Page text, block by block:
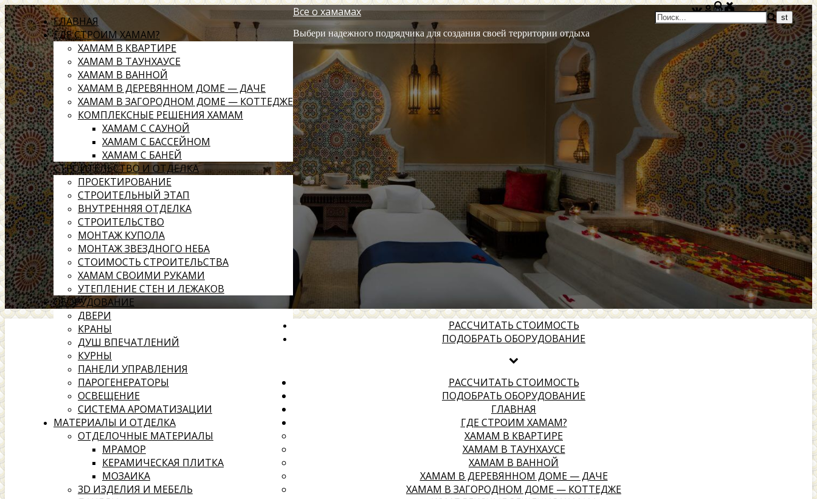
ГЛАВНАЯ
ГДЕ СТРОИМ ХАМАМ?
ХАМАМ В КВАРТИРЕ
ХАМАМ В ТАУНХАУСЕ
ХАМАМ В ВАННОЙ
ХАМАМ В ДЕРЕВЯННОМ ДОМЕ — ДАЧЕ
ХАМАМ В ЗАГОРОДНОМ ДОМЕ — КОТТЕДЖЕ
КОМПЛЕКСНЫЕ РЕШЕНИЯ ХАМАМ
ХАМАМ С САУНОЙ
ХАМАМ С БАССЕЙНОМ
ХАМАМ С БАНЕЙ
СТРОИТЕЛЬСТВО И ОТДЕЛКА
ПРОЕКТИРОВАНИЕ
СТРОИТЕЛЬНЫЙ ЭТАП
ВНУТРЕННЯЯ ОТДЕЛКА
СТРОИТЕЛЬСТВО
МОНТАЖ КУПОЛА
МОНТАЖ ЗВЕЗДНОГО НЕБА
СТОИМОСТЬ СТРОИТЕЛЬСТВА
ХАМАМ СВОИМИ РУКАМИ
УТЕПЛЕНИЕ СТЕН И ЛЕЖАКОВ
ОБОРУДОВАНИЕ
ДВЕРИ
КРАНЫ
ДУШ ВПЕЧАТЛЕНИЙ
КУРНЫ
ПАНЕЛИ УПРАВЛЕНИЯ
ПАРОГЕНЕРАТОРЫ
ОСВЕЩЕНИЕ
СИСТЕМА АРОМАТИЗАЦИИ
МАТЕРИАЛЫ И ОТДЕЛКА
ОТДЕЛОЧНЫЕ МАТЕРИАЛЫ
МРАМОР
КЕРАМИЧЕСКАЯ ПЛИТКА
МОЗАИКА
3D ИЗДЕЛИЯ И МЕБЕЛЬ
Все о хамамах
Выбери надежного подрядчика для создания своей территории отдыха
РАССЧИТАТЬ СТОИМОСТЬ
ПОДОБРАТЬ ОБОРУДОВАНИЕ
РАССЧИТАТЬ СТОИМОСТЬ
ПОДОБРАТЬ ОБОРУДОВАНИЕ
ГЛАВНАЯ
ГДЕ СТРОИМ ХАМАМ?
ХАМАМ В КВАРТИРЕ
ХАМАМ В ТАУНХАУСЕ
ХАМАМ В ВАННОЙ
ХАМАМ В ДЕРЕВЯННОМ ДОМЕ — ДАЧЕ
ХАМАМ В ЗАГОРОДНОМ ДОМЕ — КОТТЕДЖЕ